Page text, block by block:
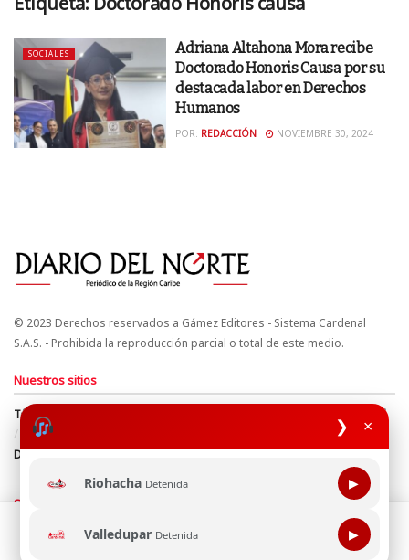
❯ ×
Riohacha Detenida ▶
Valledupar Detenida ▶
SOCIALES
Adriana Altahona Mora recibe
Doctorado Honoris Causa por su
destacada labor en Derechos
Humanos
POR: REDACCIÓN NOVIEMBRE 30, 2024
© 2023 Derechos reservados a Gámez Editores - Sistema Cardenal
S.A.S. - Prohibida la reproducción parcial o total de este medio.
Nuestros sitios
Términos y Condiciones
Derechos de Autor y Propiedad Intelectual
Política de uso de cookies
Política de Tratamiento de Datos
Directrices Editoriales
Síguenos
Esta página web usa cookie para mejorar tu experiencia de
navegación, al continuar aceptas nuestra política de uso de